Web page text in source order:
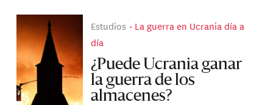
Estudios
La guerra en Ucrania día a
día
¿Puede Ucrania ganar
la guerra de los
almacenes?